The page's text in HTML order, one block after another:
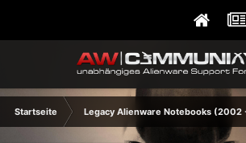
Startseite Legacy Alienware Notebooks (2002